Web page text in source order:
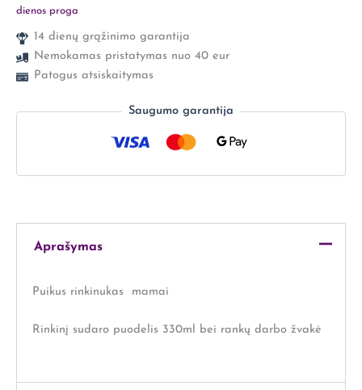
dienos proga
14 dienų grąžinimo garantija
Nemokamas pristatymas nuo 40 eur
Patogus atsiskaitymas
Saugumo garantija
Aprašymas
Puikus rinkinukas mamai
Rinkinį sudaro puodelis 330ml bei rankų darbo žvakė